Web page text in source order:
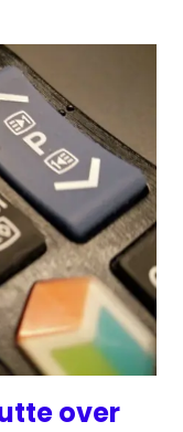
over